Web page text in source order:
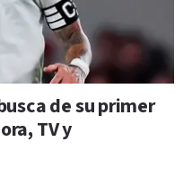
de su primer
TV y